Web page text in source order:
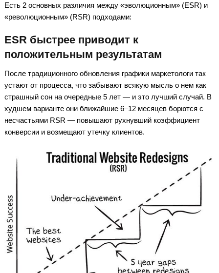
Есть 2 основных различия между «эволюционным» (ESR) и
«революционным» (RSR) подходами:
ESR быстрее приводит к
положительным результатам
После традиционного обновления графики маркетологи так
устают от процесса, что забывают всякую мысль о нем как
страшный сон на очередные 5 лет — и это лучший случай. В
худшем варианте они ближайшие 6‒12 месяцев борются с
несчастьями RSR — повышают рухнувший коэффициент
конверсии и возмещают утечку клиентов.